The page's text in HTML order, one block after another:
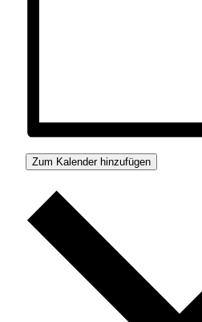
Zum Kalender hinzufügen